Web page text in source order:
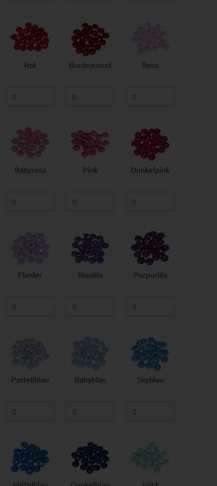
Rot Bordeauxrot Rosa
Babyrosa Pink Dunkelpink
Flieder Blaulila Purpurlila
Pastellblau Babyblau Skyblau